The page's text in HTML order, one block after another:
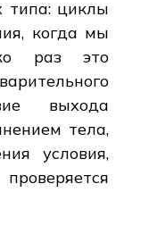
типа: циклы
когда мы
раз это
выхода
тела,
условия,